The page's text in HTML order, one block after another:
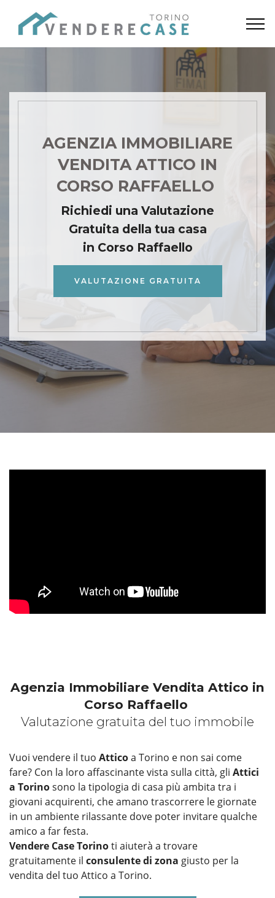
AGENZIA IMMOBILIARE
VENDITA ATTICO IN
CORSO RAFFAELLO
Richiedi una Valutazione
Gratuita della tua casa
in Corso Raffaello
VALUTAZIONE GRATUITA
Agenzia Immobiliare Vendita Attico in
Corso Raffaello
Valutazione gratuita del tuo immobile
Vuoi vendere il tuo Atticoa Torino e non sai come
fare? Con la loro affascinante vista sulla città, gli Attici
a Torinosono la tipologia di casa più ambita tra i
giovani acquirenti, che amano trascorrere le giornate
in un ambiente rilassante dove poter invitare qualche
amico a far festa.
Vendere Case Torinoti aiuterà a trovare
gratuitamente il consulente di zona giusto per la
vendita del tuo Attico a Torino.